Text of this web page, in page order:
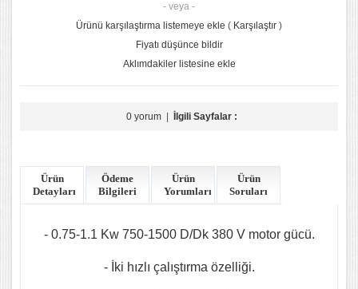
- veya -
Ürünü karşılaştırma listemeye ekle ( Karşılaştır )
Fiyatı düşünce bildir
Aklımdakiler listesine ekle
0 yorum| İlgili Sayfalar :
Ürün
Detayları
Ödeme
Bilgileri
Ürün
Yorumları
Ürün
Soruları
- 0.75-1.1 Kw 750-1500 D/Dk 380 V motor gücü.
- İki hızlı çalıştırma özelliği.